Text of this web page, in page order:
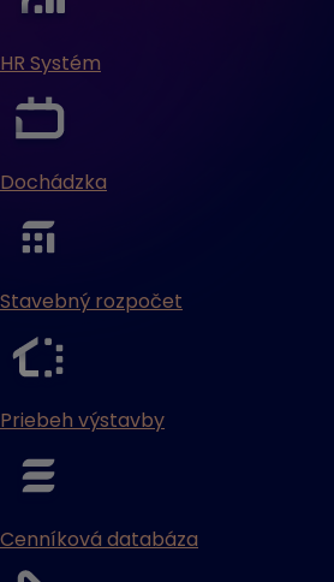
HR Systém
Dochádzka
Stavebný rozpočet
Priebeh výstavby
Cenníková databáza